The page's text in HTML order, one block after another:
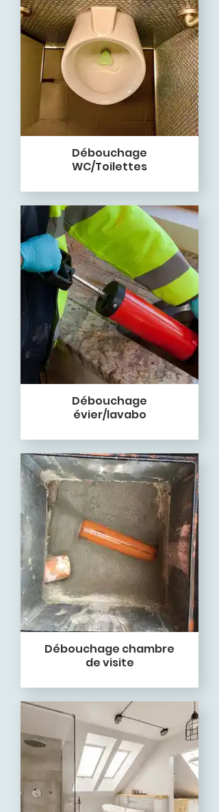
Débouchage
WC/Toilettes
Débouchage
évier/lavabo
Débouchage chambre
de visite